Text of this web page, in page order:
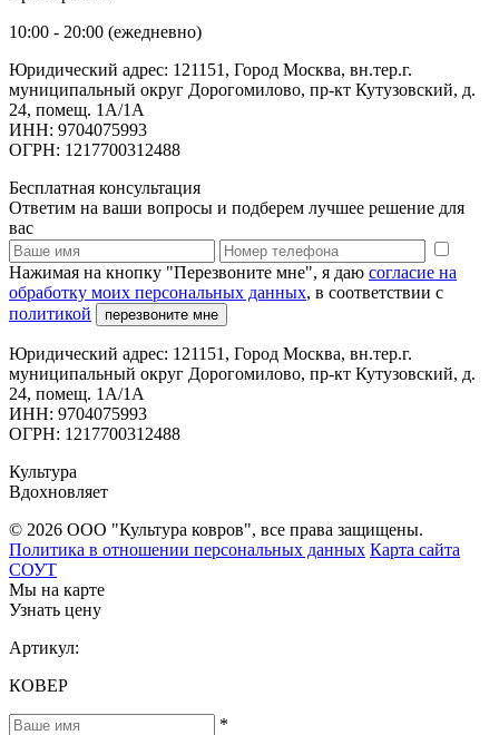
10:00 - 20:00 (ежедневно)
Юридический адрес: 121151, Город Москва, вн.тер.г.
муниципальный округ Дорогомилово, пр-кт Кутузовский, д.
24, помещ. 1А/1А
ИНН: 9704075993
ОГРН: 1217700312488
Бесплатная консультация
Ответим на ваши вопросы и подберем лучшее решение для
вас
Нажимая на кнопку "Перезвоните мне", я даю согласие на
обработку моих персональных данных, в соответствии с
политикой
перезвоните мне
Юридический адрес: 121151, Город Москва, вн.тер.г.
муниципальный округ Дорогомилово, пр-кт Кутузовский, д.
24, помещ. 1А/1А
ИНН: 9704075993
ОГРН: 1217700312488
Культура
Вдохновляет
© 2026 ООО "Культура ковров", все права защищены.
Политика в отношении персональных данных Карта сайта
СОУТ
Мы на карте
Узнать цену
Артикул:
КОВЕР
*